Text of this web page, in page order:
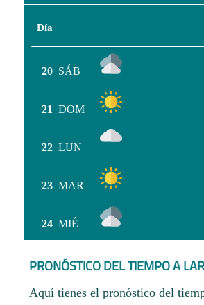
Día
20 SÁB
21 DOM
22 LUN
23 MAR
24 MIÉ
PRONÓSTICO DEL TIEMPO A
Aquí tienes el pronóstico del